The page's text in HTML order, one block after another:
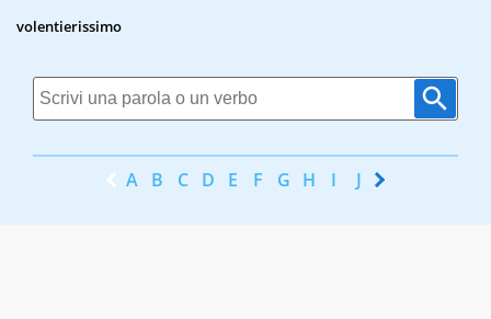
volentierissimo
A B C D E F G H I J K